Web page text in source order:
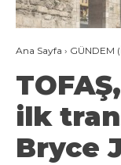
GÜNDEM (İGFA)
SİYASET
ÖZEL HABER
EKONOMİ
AKTÜEL
Ana Sayfa › GÜNDEM
ilk
Bryce